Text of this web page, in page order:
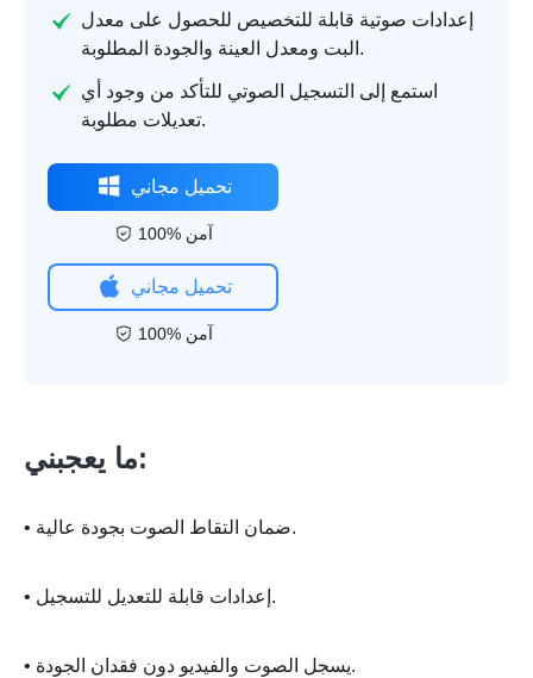
إعدادات صوتية قابلة للتخصيص للحصول على معدل
البت ومعدل العينة والجودة المطلوبة.
استمع إلى التسجيل الصوتي للتأكد من وجود أي
تعديلات مطلوبة.
تحميل مجاني
100% آمن
تحميل مجاني
100% آمن
ما يعجبني:
• ضمان التقاط الصوت بجودة عالية.
• إعدادات قابلة للتعديل للتسجيل.
• يسجل الصوت والفيديو دون فقدان الجودة.